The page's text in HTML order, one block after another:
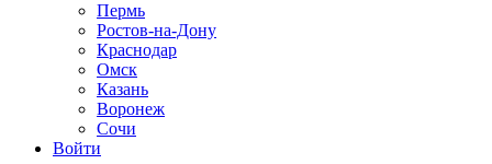
Пермь
Ростов-на-Дону
Краснодар
Омск
Казань
Воронеж
Сочи
Войти